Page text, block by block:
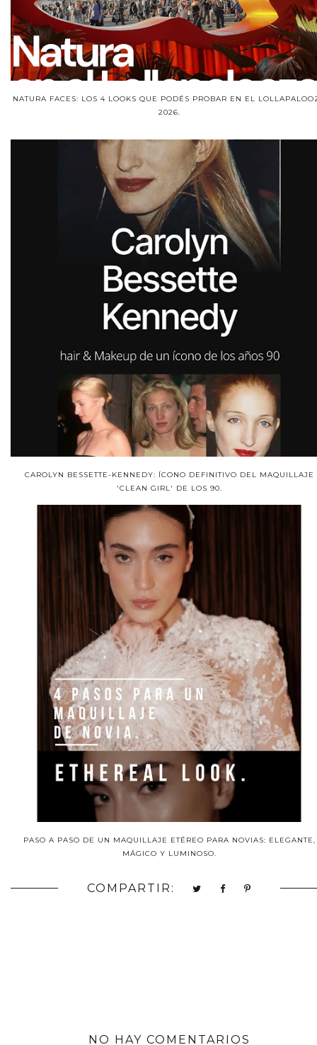
NATURA FACES: LOS 4 LOOKS QUE PODÉS PROBAR EN EL
2026.
CAROLYN BESSETTE-KENNEDY: ÍCONO DEFINITIVO DEL MAQUILLAJE
'CLEAN GIRL' DE LOS 90.
PASO A PASO DE UN MAQUILLAJE ETÉREO PARA NOVIAS: ELEGANTE,
MÁGICO Y LUMINOSO.
COMPARTIR:
NO HAY COMENTARIOS